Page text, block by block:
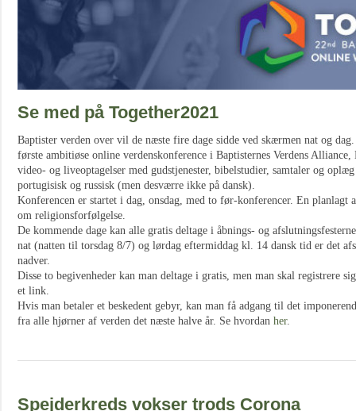
Se med på Together2021
Baptister verden over vil de næste fire dage sidde ved skærmen nat og
første ambitiøse online verdenskonference i Baptisternes Verdens
video- og liveoptagelser med gudstjenester, bibelstudier, samtaler og
portugisisk og russisk (men desværre ikke på dansk).
Konferencen er startet i dag, onsdag, med to før-konferencer. En planlagt
om religionsforfølgelse.
De kommende dage kan alle gratis deltage i åbnings- og
nat (natten til torsdag 8/7) og lørdag eftermiddag kl. 14 dansk tid er det
nadver.
Disse to begivenheder kan man deltage i gratis, men man skal registrere
et link.
Hvis man betaler et beskedent gebyr, kan man få adgang til det
fra alle hjørner af verden det næste halve år. Se hvordan her.
Spejderkreds vokser trods Corona